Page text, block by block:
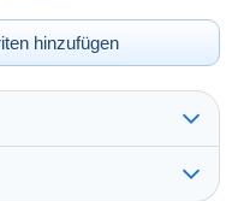
hinzufügen